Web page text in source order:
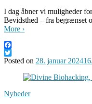
I dag åbner vi muligheder
Bevidsthed – fra begrænset
More ›
Facebook
Twitter
Posted on 28. januar 2024
Nyheder